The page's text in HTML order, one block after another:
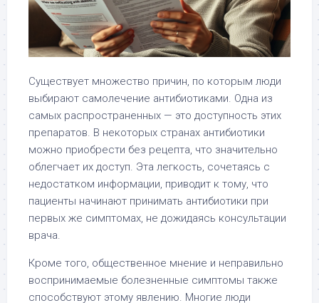
Существует множество причин, по которым люди
выбирают самолечение антибиотиками. Одна из
самых распространенных — это доступность этих
препаратов. В некоторых странах антибиотики
можно приобрести без рецепта, что значительно
облегчает их доступ. Эта легкость, сочетаясь с
недостатком информации, приводит к тому, что
пациенты начинают принимать антибиотики при
первых же симптомах, не дожидаясь консультации
врача.
Кроме того, общественное мнение и неправильно
воспринимаемые болезненные симптомы также
способствуют этому явлению. Многие люди